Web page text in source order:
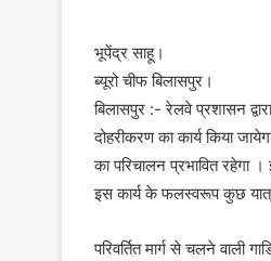
भूपेंद्र साहू।
ब्यूरो चीफ बिलासपुर।
बिलासपुर :- रेलवे प्रशासन
दोहरीकरण का कार्य किया
का परिचालन प्रभावित रहेगा
इस कार्य के फलस्वरूप कुछ
परिवर्तित मार्ग से चलने वाली